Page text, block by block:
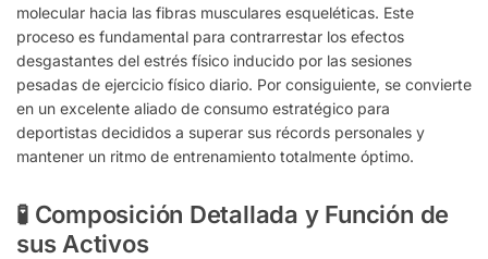
molecular hacia las fibras musculares esqueléticas. Este
proceso es fundamental para contrarrestar los efectos
desgastantes del estrés físico inducido por las sesiones
pesadas de ejercicio físico diario. Por consiguiente, se convierte
en un excelente aliado de consumo estratégico para
deportistas decididos a superar sus récords personales y
mantener un ritmo de entrenamiento totalmente óptimo.
🧪 Composición Detallada y Función de
sus Activos